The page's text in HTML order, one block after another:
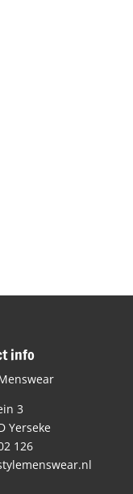
info
3
Yerseke
126